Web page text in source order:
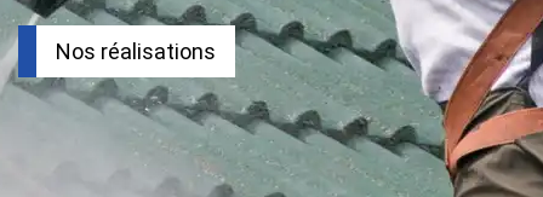
Nos réalisations